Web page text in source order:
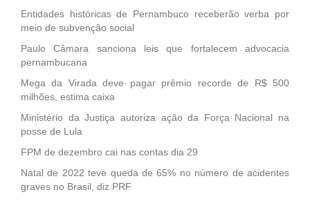
Entidades históricas de Pernambuco receberão verba por
meio de subvenção social
Paulo Câmara sanciona leis que fortalecem advocacia
pernambucana
Mega da Virada deve pagar prêmio recorde de R$ 500
milhões, estima caixa
Ministério da Justiça autoriza ação da Força Nacional na
posse de Lula
FPM de dezembro cai nas contas dia 29
Natal de 2022 teve queda de 65% no número de acidentes
graves no Brasil, diz PRF